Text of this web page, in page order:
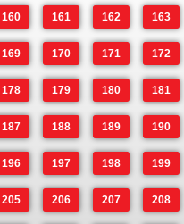
160 161 162 163
169 170 171 172
178 179 180 181
187 188 189 190
196 197 198 199
205 206 207 208